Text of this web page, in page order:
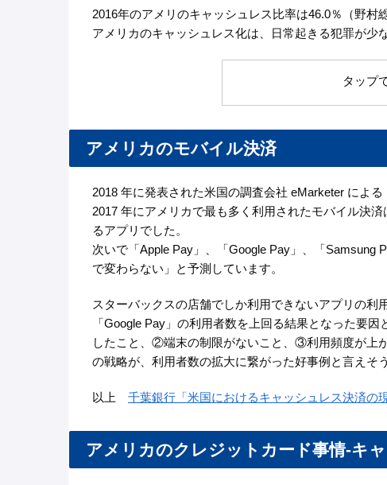
2016年のアメリのキャッシュレス比率は46.0％（野村
アメリカのキャッシュレス化は、日常起きる犯罪が少
タップ
アメリカのモバイル決済
2018 年に発表された米国の調査会社 eMarketer によ
2017 年にアメリカで最も多く利用されたモバイル決
るアプリでした。
次いで「Apple Pay」、「Google Pay」、「Samsung
で変わらない」と予測しています。
スターバックスの店舗でしか利用できないアプリの
「Google Pay」の利用者数を上回る結果となった要
したこと、②端末の制限がないこと、③利用頻度が上
の戦略が、利用者数の拡大に繋がった好事例と言えそう
以上 千葉銀行「米国におけるキャッシュレス決済の現
アメリカのクレジットカード事情-キ